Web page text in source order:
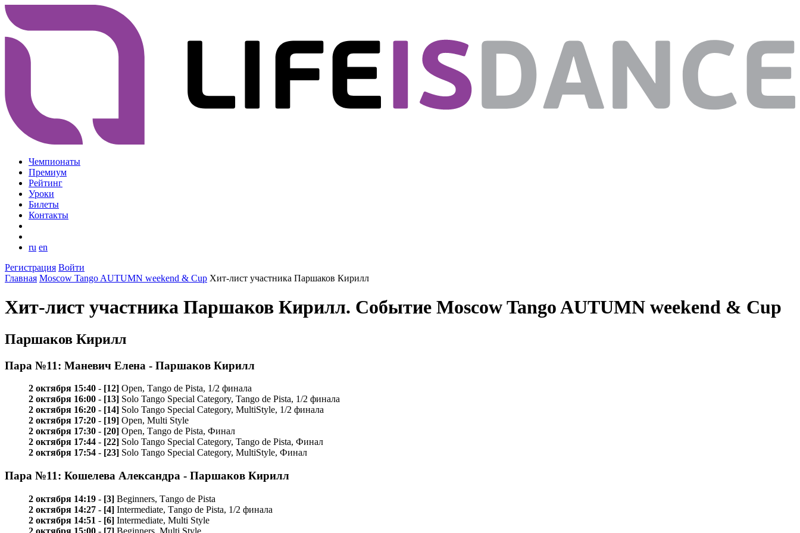
Чемпионаты
Премиум
Рейтинг
Уроки
Билеты
Контакты
ru en
Регистрация Войти
Главная Moscow Tango AUTUMN weekend & Cup Хит-лист участника Паршаков Кирилл
Хит-лист участника Паршаков Кирилл. Событие Moscow Tango AUTUMN weekend & Cup
Паршаков Кирилл
Пара №11: Маневич Елена - Паршаков Кирилл
2 октября 15:40 - [12] Open, Таngo de Pista, 1/2 финала
2 октября 16:00 - [13] Solo Tango Special Category, Tango de Pista, 1/2 финала
2 октября 16:20 - [14] Solo Tango Special Category, MultiStyle, 1/2 финала
2 октября 17:20 - [19] Open, Multi Style
2 октября 17:30 - [20] Open, Таngo de Pista, Финал
2 октября 17:44 - [22] Solo Tango Special Category, Tango de Pista, Финал
2 октября 17:54 - [23] Solo Tango Special Category, MultiStyle, Финал
Пара №11: Кошелева Александра - Паршаков Кирилл
2 октября 14:19 - [3] Beginners, Таngo de Pista
2 октября 14:27 - [4] Intermediate, Таngo de Pista, 1/2 финала
2 октября 14:51 - [6] Intermediate, Multi Style
2 октября 15:00 - [7] Beginners, Multi Style